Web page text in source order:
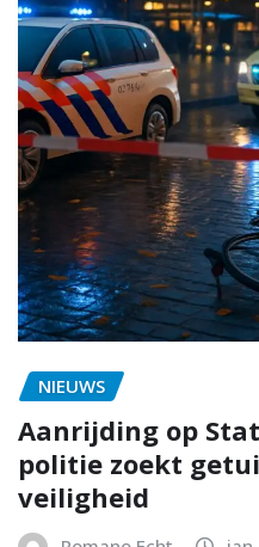
NIEUWS
Aanrijding op
politie zoekt
veiligheid